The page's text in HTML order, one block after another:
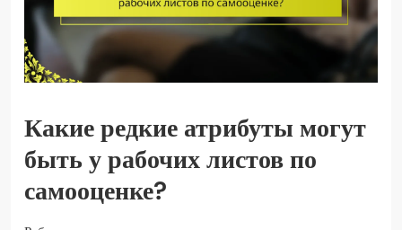
Какие редкие атрибуты могут
быть у рабочих листов по
самооценке?